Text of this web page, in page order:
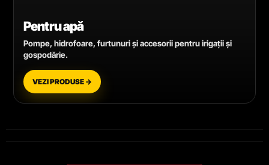
Pentru apă
Pompe, hidrofoare, furtunuri și accesorii pentru irigații și
gospodărie.
VEZI PRODUSE →